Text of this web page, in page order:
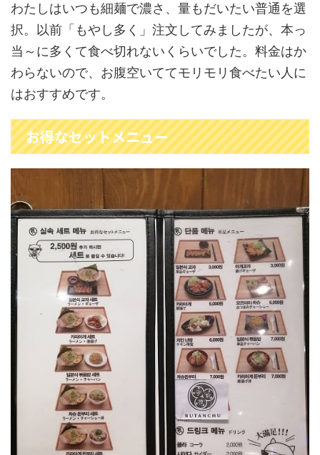
わたしはいつも細麺で濃さ、量もだいたい普通を選
択。以前「もやし多く」注文してみましたが、本っ
当～に多くて食べ切れないくらいでした。料金はか
わらないので、お腹空いててモリモリ食べたい人に
はおすすめです。
お得なセットメニュー